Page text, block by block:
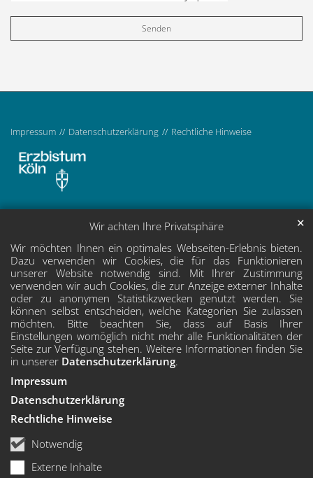
Wir achten Ihre Privatsphäre
Wir möchten Ihnen ein optimales Webseiten-Erlebnis bieten.
Dazu verwenden wir Cookies, die für das Funktionieren
unserer Website notwendig sind. Mit Ihrer Zustimmung
verwenden wir auch Cookies, die zur Anzeige externer Inhalte
oder zu anonymen Statistikzwecken genutzt werden. Sie
können selbst entscheiden, welche Kategorien Sie zulassen
möchten. Bitte beachten Sie, dass auf Basis Ihrer
Einstellungen womöglich nicht mehr alle Funktionalitäten der
Seite zur Verfügung stehen. Weitere Informationen finden Sie
in unserer Datenschutzerklärung.
Notwendig
Externe Inhalte
✕
Impressum
Datenschutzerklärung
Rechtliche Hinweise
Impressum Datenschutzerklärung Rechtliche Hinweise